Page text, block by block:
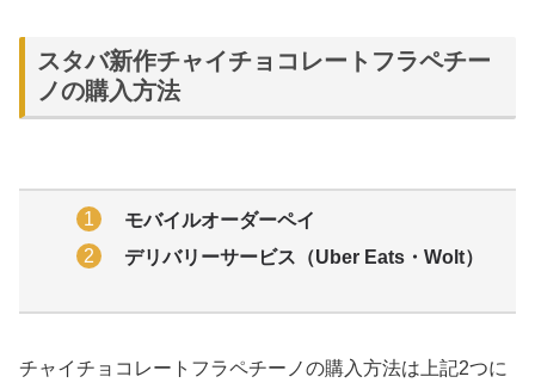
スタバ新作チャイチョコレートフラペチー
ノの購入方法
モバイルオーダーペイ
デリバリーサービス（Uber Eats・Wolt）
チャイチョコレートフラペチーノの購入方法は上記2つに